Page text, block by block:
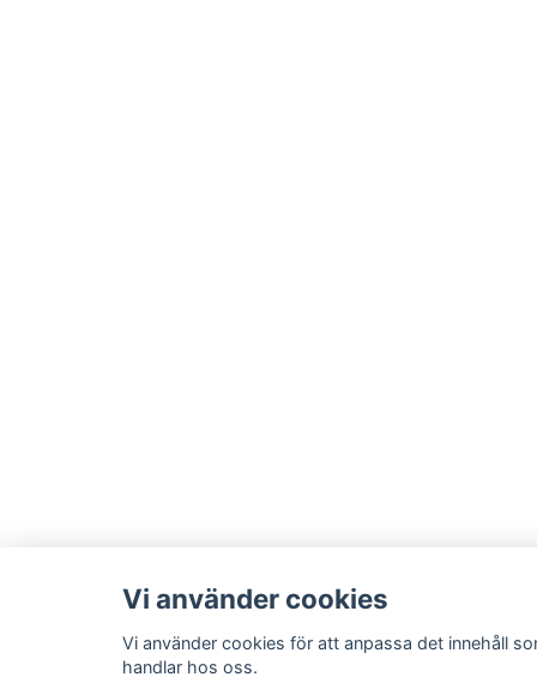
Vi använder cookies
Vi använder cookies för att anpassa det innehåll
handlar hos oss.